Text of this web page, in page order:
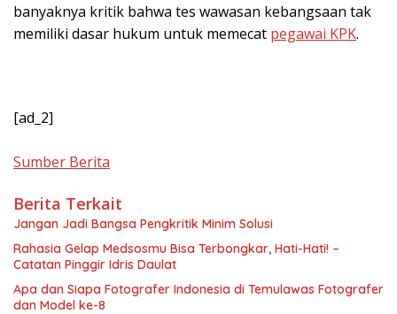
banyaknya kritik bahwa tes wawasan kebangsaan tak
memiliki dasar hukum untuk memecat pegawai KPK.
[ad_2]
Sumber Berita
Berita Terkait
Jangan Jadi Bangsa Pengkritik Minim Solusi
Rahasia Gelap Medsosmu Bisa Terbongkar, Hati-Hati! –
Catatan Pinggir Idris Daulat
Apa dan Siapa Fotografer Indonesia di Temulawas Fotografer
dan Model ke-8